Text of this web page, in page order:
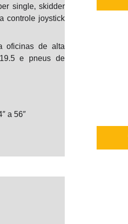
single, skidder
controle joystick
de alta
e pneus de
a 56″
R$